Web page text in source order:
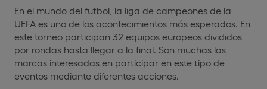
En el mundo del futbol, la liga de campeones de la
UEFA es uno de los acontecimientos más esperados. En
este torneo participan 32 equipos europeos divididos
por rondas hasta llegar a la final. Son muchas las
marcas interesadas en participar en este tipo de
eventos mediante diferentes acciones.